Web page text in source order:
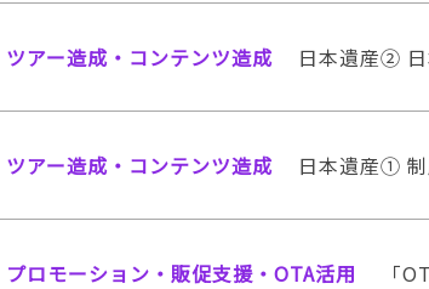
ツアー造成・コンテンツ造成 日本遺産②
ツアー造成・コンテンツ造成 日本遺産①
プロモーション・販促支援・OTA活用 「